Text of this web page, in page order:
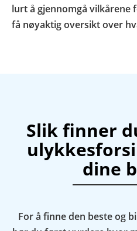
lurt å gjennomgå
få nøyaktig oversikt over
Slik finner
dine
For å finne den beste og